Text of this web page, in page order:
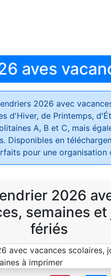
aves
2026 avec
d'Hiver, de Printemps,
A, B et C, mais
Disponibles en
pour une
2026
semaines et
fériés